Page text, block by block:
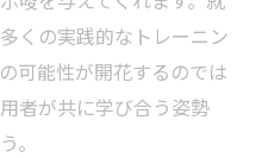
くの実践的なトレーニン
可能性が開花するのでは
者が共に学び合う姿勢
。